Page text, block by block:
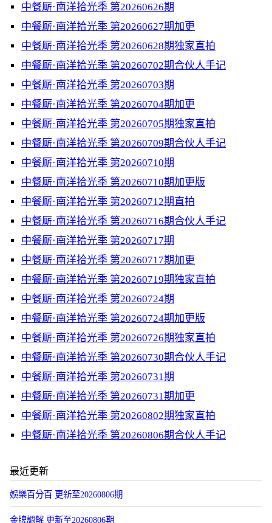
中餐厛·南洋拾光季 第20260626期
中餐厛·南洋拾光季 第20260627期加更
中餐厛·南洋拾光季 第20260628期独家直拍
中餐厛·南洋拾光季 第20260702期合伙人手记
中餐厛·南洋拾光季 第20260703期
中餐厛·南洋拾光季 第20260704期加更
中餐厛·南洋拾光季 第20260705期独家直拍
中餐厛·南洋拾光季 第20260709期合伙人手记
中餐厛·南洋拾光季 第20260710期
中餐厛·南洋拾光季 第20260710期加更版
中餐厛·南洋拾光季 第20260712期直拍
中餐厛·南洋拾光季 第20260716期合伙人手记
中餐厛·南洋拾光季 第20260717期
中餐厛·南洋拾光季 第20260717期加更
中餐厛·南洋拾光季 第20260719期独家直拍
中餐厛·南洋拾光季 第20260724期
中餐厛·南洋拾光季 第20260724期加更版
中餐厛·南洋拾光季 第20260726期独家直拍
中餐厛·南洋拾光季 第20260730期合伙人手记
中餐厛·南洋拾光季 第20260731期
中餐厛·南洋拾光季 第20260731期加更
中餐厛·南洋拾光季 第20260802期独家直拍
中餐厛·南洋拾光季 第20260806期合伙人手记
最近更新
娛樂百分百 更新至20260806期
金牌調解 更新至20260806期